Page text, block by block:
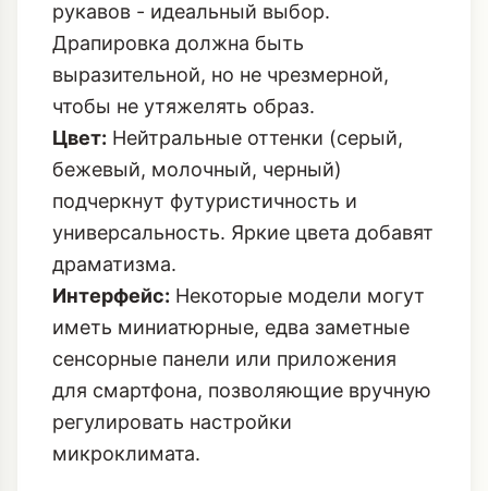
рукавов - идеальный выбор.
Драпировка должна быть
выразительной, но не чрезмерной,
чтобы не утяжелять образ.
Цвет: Нейтральные оттенки (серый,
бежевый, молочный, черный)
подчеркнут футуристичность и
универсальность. Яркие цвета добавят
драматизма.
Интерфейс: Некоторые модели могут
иметь миниатюрные, едва заметные
сенсорные панели или приложения
для смартфона, позволяющие вручную
регулировать настройки
микроклимата.